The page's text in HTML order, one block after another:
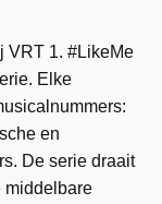
VRT 1. #LikeMe
Elke
en
De serie draait
middelbare